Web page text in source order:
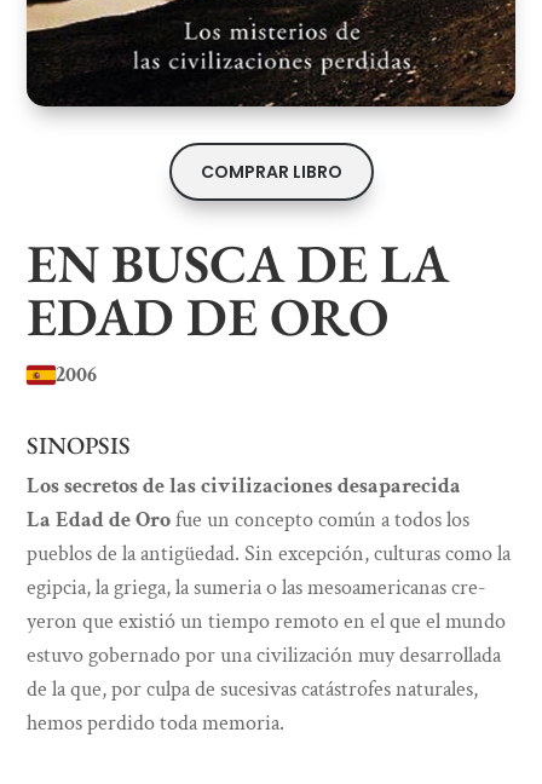
COMPRAR LIBRO
EN BUSCA DE LA
EDAD DE ORO
2006
SINOPSIS
Los secretos de las civilizaciones desaparecida
La Edad de Orofue un concepto común a todos los
pueblos de la antigüedad. Sin excepción, culturas como la
egipcia, la griega, la sumeria o las mesoamericanas cre­
yeron que existió un tiempo remoto en el que el mundo
estuvo gobernado por una civilización muy desarrollada
de la que, por culpa de sucesivas catástrofes naturales,
hemos perdido toda memoria.